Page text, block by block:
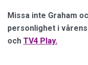
Missa inte Graham
personlighet i vårens
och TV4 Play.